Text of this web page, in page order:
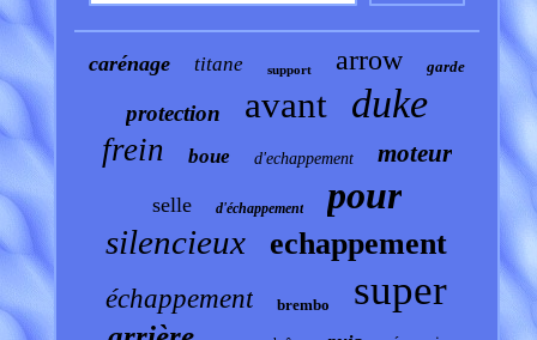
carénage titane support arrow garde
protection avant duke
frein boue d'echappement moteur
selle d'échappement pour
silencieux echappement
échappement brembo super